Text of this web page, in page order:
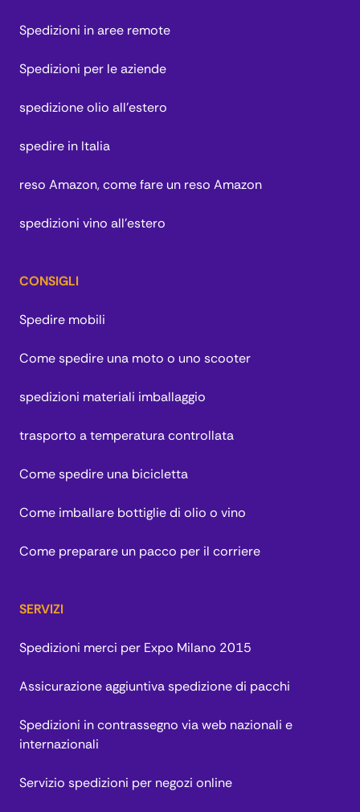
Spedizioni in aree remote
Spedizioni per le aziende
spedizione olio all'estero
spedire in Italia
reso Amazon, come fare un reso Amazon
spedizioni vino all'estero
CONSIGLI
Spedire mobili
Come spedire una moto o uno scooter
spedizioni materiali imballaggio
trasporto a temperatura controllata
Come spedire una bicicletta
Come imballare bottiglie di olio o vino
Come preparare un pacco per il corriere
SERVIZI
Spedizioni merci per Expo Milano 2015
Assicurazione aggiuntiva spedizione di pacchi
Spedizioni in contrassegno via web nazionali e
internazionali
Servizio spedizioni per negozi online